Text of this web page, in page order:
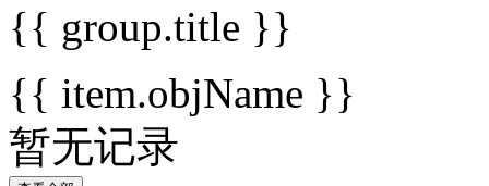
{{ group.title }}
{{ item.objName }}
暂无记录